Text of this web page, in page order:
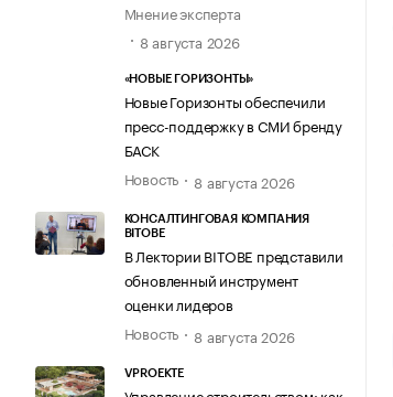
Мнение эксперта
8 августа 2026
«НОВЫЕ ГОРИЗОНТЫ»
Новые Горизонты обеспечили
пресс-поддержку в СМИ бренду
БАСК
Новость
8 августа 2026
КОНСАЛТИНГОВАЯ КОМПАНИЯ
BITOBE
В Лектории BITOBE представили
обновленный инструмент
оценки лидеров
Новость
8 августа 2026
VPROEKTE